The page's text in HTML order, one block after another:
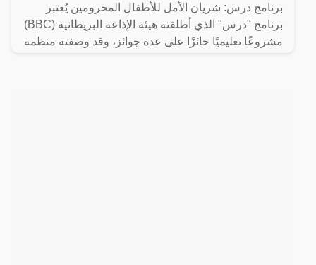
برنامج درس: شريان الأمل للأطفال المحرومين يُعتبر
برنامج "درس" الذي أطلقته هيئة الإذاعة البريطانية (BBC)
مشروعًا تعليميًا حائزًا على عدة جوائز، وقد وصفته منظمة